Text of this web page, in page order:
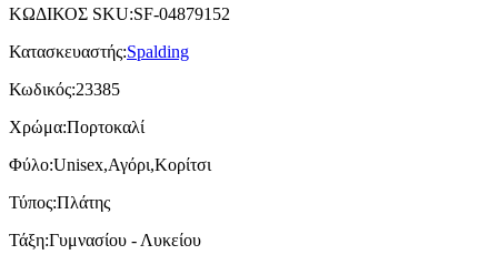
ΚΩΔΙΚΟΣ SKU:SF-04879152
Κατασκευαστής:Spalding
Κωδικός:23385
Χρώμα:Πορτοκαλί
Φύλο:Unisex,Αγόρι,Κορίτσι
Τύπος:Πλάτης
Τάξη:Γυμνασίου - Λυκείου